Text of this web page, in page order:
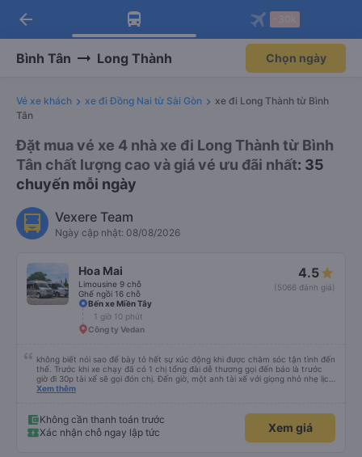
Tải app Vexere ngay!
Nhận ưu đãi thành viên độc
Mở app
Tải app Vexere
-30k/ghế khi đặt vé máy bay qua
Mở app
arrow_back
Bình Tân Long Thành Chọn ngày
Vé xe khách xe đi Đồng Nai từ Sài Gòn
xe đi Long Thành từ Bình
Tân
Đặt mua vé xe 4 nhà xe đi Long Thành từ Bình
Tân chất lượng cao và giá vé ưu đãi nhất: 35
chuyến mỗi ngày
Vexere Team
Ngày cập nhật: 08/08/2026
Hoa Mai
Limousine 9 chỗ
Ghế ngồi 16 chỗ
4.5
(5066 đánh giá)
Bến xe Miền Tây
1 giờ 10 phút
Công ty Vedan
không biết nói sao để bày tỏ hết sự xúc động khi được chăm sóc tận tình đến
thế. Trước khi xe chạy đã có 1 chị tổng đài dễ thương gọi đến báo là trước
giờ đi 30p tài xế sẽ gọi đón chị. Đến giờ, một anh tài xế với giọng nhỏ nhẹ lịch
sử hỏi: chị ở chỗ nào e đến đón. Tuy đường hơi đông nhưng anh tài xế vẫn
cũng với cái giọng nhỏ nhẹ đó đón khách, không như các xe khác mình từng
đi. Thiệc là ưng hết sức. Nhất định sẽ đi lại lần sau
Xem thêm
Không cần thanh toán trước
Xác nhận chỗ ngay lập tức
Xem giá